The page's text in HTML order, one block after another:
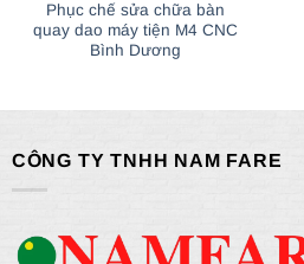
Phục chế sửa chữa bàn
quay dao máy tiện M4 CNC
Bình Dương
CÔNG TY TNHH NAM FARE